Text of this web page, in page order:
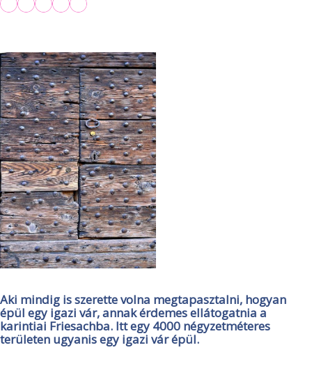
Aki mindig is szerette volna megtapasztalni, hogyan
épül egy igazi vár, annak érdemes ellátogatnia a
karintiai Friesachba. Itt egy 4000 négyzetméteres
területen ugyanis egy igazi vár épül.